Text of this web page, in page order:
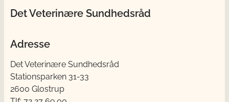
Det Veterinære Sundhedsråd
Adresse
Det Veterinære Sundhedsråd
Stationsparken 31-33
2600 Glostrup